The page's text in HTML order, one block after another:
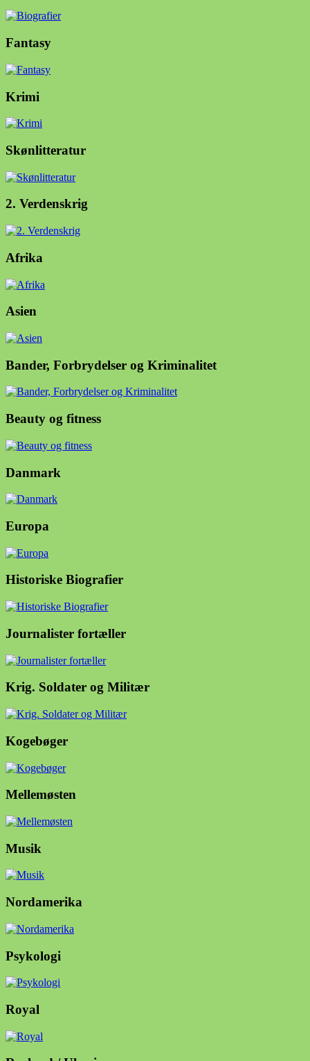
Fantasy
Krimi
Skønlitteratur
2. Verdenskrig
Afrika
Asien
Bander, Forbrydelser og Kriminalitet
Beauty og fitness
Danmark
Europa
Historiske Biografier
Journalister fortæller
Krig. Soldater og Militær
Kogebøger
Mellemøsten
Musik
Nordamerika
Psykologi
Royal